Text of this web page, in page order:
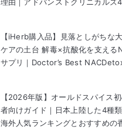
【iHerb購入品】見落としがちな
ケアの土台 解毒×抗酸化を支える
サプリ｜Doctor’s Best
【2026年版】オールドスパイス
者向けガイド｜日本上陸した4種
海外人気ランキングとおすすめの